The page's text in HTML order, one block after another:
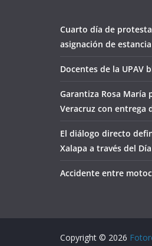
Cuarto día de protesta
asignación de
Docentes de la UPAV
Garantiza Rosa
Veracruz con entrega
El diálogo directo
Xalapa a través del
Accidente entre
Copyright © 2026